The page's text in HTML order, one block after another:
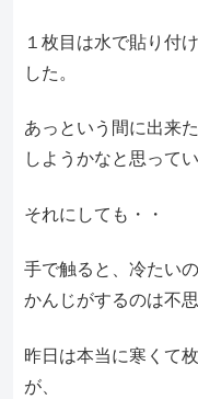
１枚目は水で貼り付
した。
あっという間に出来
しようかなと思ってい
それにしても・・
手で触ると、冷たい
かんじがするのは不思
昨日は本当に寒くて
が、